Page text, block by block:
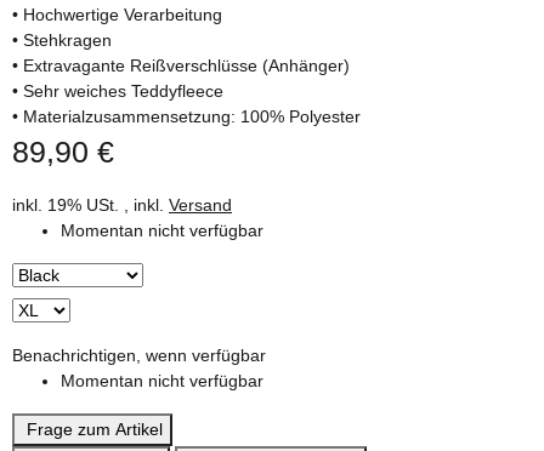
• Hochwertige Verarbeitung
• Stehkragen
• Extravagante Reißverschlüsse (Anhänger)
• Sehr weiches Teddyfleece
• Materialzusammensetzung: 100% Polyester
89,90 €
inkl. 19% USt. , inkl. Versand
Momentan nicht verfügbar
Benachrichtigen, wenn verfügbar
Momentan nicht verfügbar
Frage zum Artikel